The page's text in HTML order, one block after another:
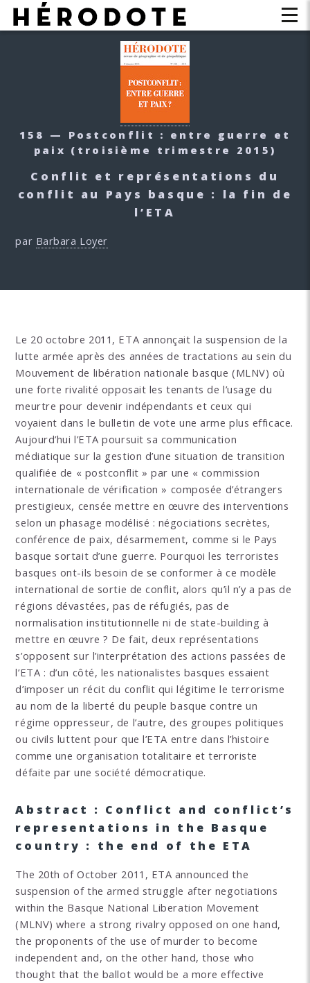
158 — Postconflit : entre guerre et
paix (troisième trimestre 2015)
Conflit et représentations du
conflit au Pays basque : la fin de
l’ETA
par Barbara Loyer
Le 20 octobre 2011, ETA annonçait la suspension de la
lutte armée après des années de tractations au sein du
Mouvement de libération nationale basque (MLNV) où
une forte rivalité opposait les tenants de l’usage du
meurtre pour devenir indépendants et ceux qui
voyaient dans le bulletin de vote une arme plus efficace.
Aujourd’hui l’ETA poursuit sa communication
médiatique sur la gestion d’une situation de transition
qualifiée de « postconflit » par une « commission
internationale de vérification » composée d’étrangers
prestigieux, censée mettre en œuvre des interventions
selon un phasage modélisé : négociations secrètes,
conférence de paix, désarmement, comme si le Pays
basque sortait d’une guerre. Pourquoi les terroristes
basques ont-ils besoin de se conformer à ce modèle
international de sortie de conflit, alors qu’il n’y a pas de
régions dévastées, pas de réfugiés, pas de
normalisation institutionnelle ni de state-building à
mettre en œuvre ? De fait, deux représentations
s’opposent sur l’interprétation des actions passées de
l’ETA : d’un côté, les nationalistes basques essaient
d’imposer un récit du conflit qui légitime le terrorisme
au nom de la liberté du peuple basque contre un
régime oppresseur, de l’autre, des groupes politiques
ou civils luttent pour que l’ETA entre dans l’histoire
comme une organisation totalitaire et terroriste
défaite par une société démocratique.
Abstract : Conflict and conflict’s
representations in the Basque
country : the end of the ETA
The 20th of October 2011, ETA announced the
suspension of the armed struggle after negotiations
within the Basque National Liberation Movement
(MLNV) where a strong rivalry opposed on one hand,
the proponents of the use of murder to become
independent and, on the other hand, those who
thought that the ballot would be a more effective